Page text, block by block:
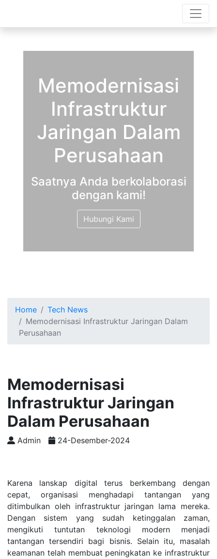
Memodernisasi
Infrastruktur
Jaringan Dalam
Perusahaan
Saatnya Anda berkolaborasi
dengan kami!
Hubungi Kami
Home
Tech News
Memodernisasi Infrastruktur Jaringan Dalam
Perusahaan
Memodernisasi
Infrastruktur Jaringan
Dalam Perusahaan
Admin 24-Desember-2024
Karena lanskap digital terus berkembang dengan
cepat, organisasi menghadapi tantangan yang
ditimbulkan oleh infrastruktur jaringan lama mereka.
Dengan sistem yang sudah ketinggalan zaman,
mengikuti tuntutan teknologi modern menjadi
tantangan tersendiri bagi bisnis. Selain itu, masalah
keamanan telah membuat peningkatan ke infrastruktur